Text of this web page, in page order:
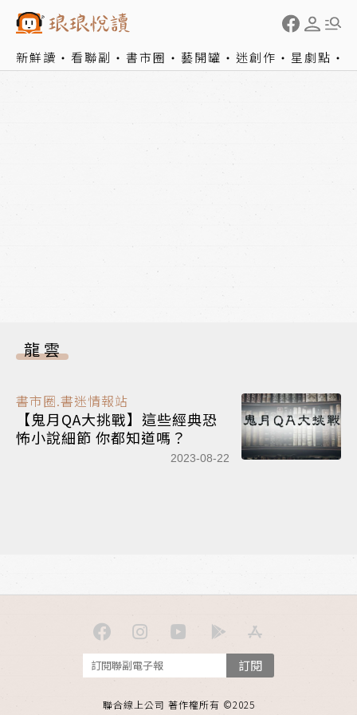
新鮮讀 看聯副 書市圈 藝開罐 迷創作 星劇點
龍雲
書市圈.書迷情報站
【鬼月QA大挑戰】這些經典恐
怖小說細節 你都知道嗎？
2023-08-22
訂閱
聯合線上公司 著作權所有 ©2025